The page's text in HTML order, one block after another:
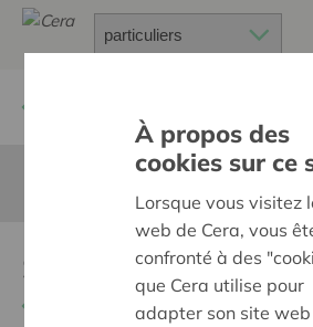
Samen er voor
À propos des
cookies sur ce
Lorsque vous visitez
web de Cera, vous
confronté à des
que Cera utilise pour
adapter son site